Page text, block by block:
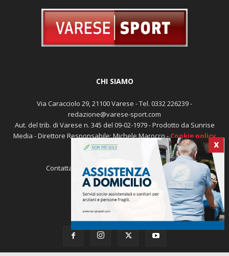
X
redazione@varese-sport.com
Aut. del trib. di Varese n. 345 del 09-02-1979 - Prodotto da Sunrise
Media - Direttore Responsabile: Michele Marocco -Cookie policy
Pubblicità
redazione@varese-sport.com
SEGUICI